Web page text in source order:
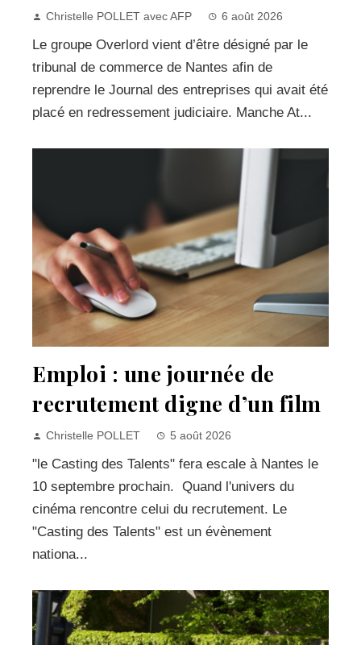
Christelle POLLET avec AFP 6 août 2026
Le groupe Overlord vient d’être désigné par le
tribunal de commerce de Nantes afin de
reprendre le Journal des entreprises qui avait été
placé en redressement judiciaire. Manche At...
Emploi : une journée de
recrutement digne d’un film
Christelle POLLET 5 août 2026
"le Casting des Talents" fera escale à Nantes le
10 septembre prochain. Quand l'univers du
cinéma rencontre celui du recrutement. Le
"Casting des Talents" est un évènement
nationa...